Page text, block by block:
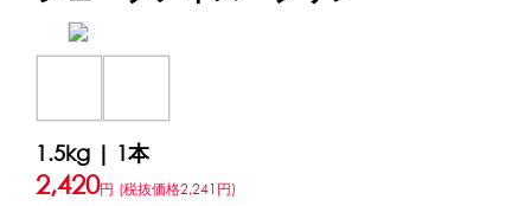
メーカー・ブランドで選ぶ
ピックアップ商品
アカウント・設定
1.5kg | 1本
2,420円 (税抜価格2,241円)